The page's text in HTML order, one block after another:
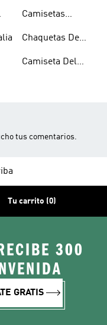
Camisetas
Chaquetas De
Camiseta Del
tus comentarios.
Tu carrito (0)
300
GRATIS